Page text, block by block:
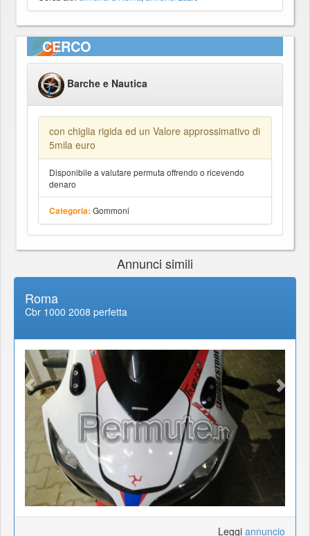
CERCO
Barche e Nautica
con chiglia rigida ed un Valore approssimativo di
5mila euro
Disponibile a valutare permuta offrendo o ricevendo
denaro
Categoria: Gommoni
Annunci simili
Roma
Cbr 1000 2008 perfetta
Leggi annuncio